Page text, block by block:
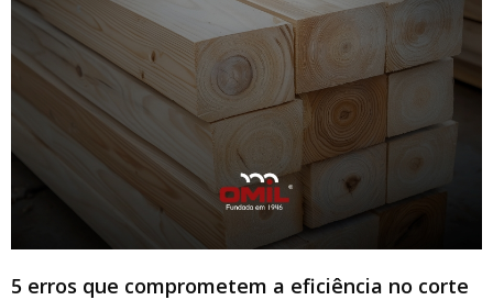
5 erros que comprometem a eficiência no corte